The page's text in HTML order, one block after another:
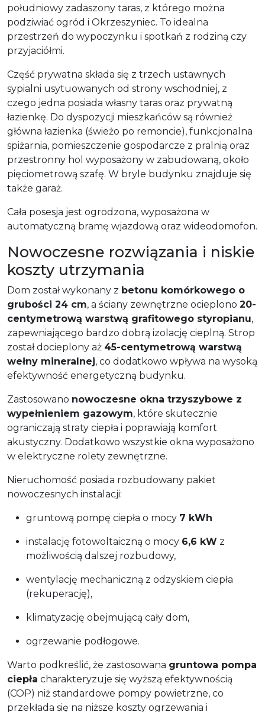
południowy zadaszony taras, z którego można
podziwiać ogród i Okrzeszyniec. To idealna
przestrzeń do wypoczynku i spotkań z rodziną czy
przyjaciółmi.
Część prywatna składa się z trzech ustawnych
sypialni usytuowanych od strony wschodniej, z
czego jedna posiada własny taras oraz prywatną
łazienkę. Do dyspozycji mieszkańców są również
główna łazienka (świeżo po remoncie), funkcjonalna
spiżarnia, pomieszczenie gospodarcze z pralnią oraz
przestronny hol wyposażony w zabudowaną, około
pięciometrową szafę. W bryle budynku znajduje się
także garaż.
Cała posesja jest ogrodzona, wyposażona w
automatyczną bramę wjazdową oraz wideodomofon.
Nowoczesne rozwiązania i niskie
koszty utrzymania
Dom został wykonany z betonu komórkowego o
grubości 24 cm, a ściany zewnętrzne ocieplono 20-
centymetrową warstwą grafitowego styropianu,
zapewniającego bardzo dobrą izolację cieplną. Strop
został docieplony aż 45-centymetrową warstwą
wełny mineralnej, co dodatkowo wpływa na wysoką
efektywność energetyczną budynku.
Zastosowano nowoczesne okna trzyszybowe z
wypełnieniem gazowym, które skutecznie
ograniczają straty ciepła i poprawiają komfort
akustyczny. Dodatkowo wszystkie okna wyposażono
w elektryczne rolety zewnętrzne.
Nieruchomość posiada rozbudowany pakiet
nowoczesnych instalacji:
gruntową pompę ciepła o mocy 7 kWh
instalację fotowoltaiczną o mocy 6,6 kW z
możliwością dalszej rozbudowy,
wentylację mechaniczną z odzyskiem ciepła
(rekuperację),
klimatyzację obejmującą cały dom,
ogrzewanie podłogowe.
Warto podkreślić, że zastosowana gruntowa pompa
ciepła charakteryzuje się wyższą efektywnością
(COP) niż standardowe pompy powietrzne, co
przekłada się na niższe koszty ogrzewania i